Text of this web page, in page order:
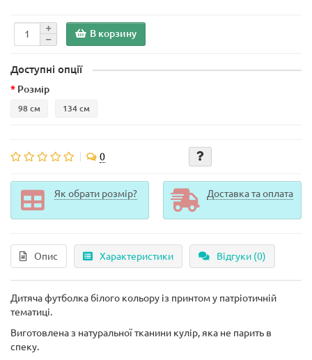
В корзину
Доступні опції
Розмір
98 см 134 см
0
Як обрати розмір? Доставка та оплата
Опис Характеристики Відгуки (0)
Дитяча футболка білого кольору із принтом у патріотичній
тематиці.
Виготовлена ​​з натуральної тканини кулір, яка не парить в
спеку.